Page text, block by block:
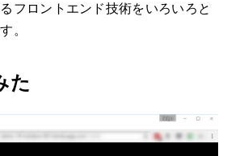
フロントエンド技術をいろいろと
。
た